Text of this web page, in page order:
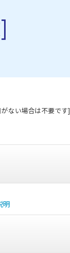
ない場合は不要です]
明